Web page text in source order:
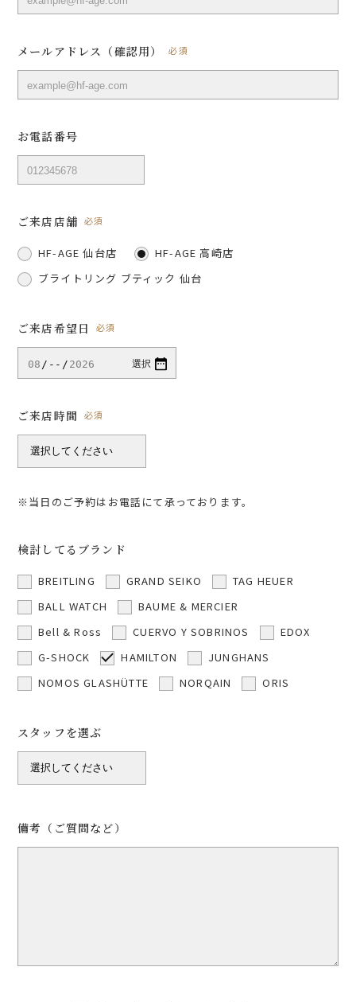
メールアドレス（確認用） 必須
お電話番号
ご来店店舗 必須
HF-AGE 仙台店
HF-AGE 高崎店
ブライトリング ブティック 仙台
ご来店希望日 必須
ご来店時間 必須
※当日のご予約はお電話にて承っております。
検討してるブランド
BREITLING GRAND SEIKO
TAG HEUER
BALL WATCH
BAUME & MERCIER
Bell & Ross
CUERVO Y SOBRINOS
EDOX
G-SHOCK
HAMILTON
JUNGHANS
NOMOS GLASHÜTTE
NORQAIN ORIS
スタッフを選ぶ
備考（ご質問など）